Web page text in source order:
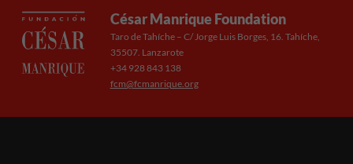
César Manrique Foundation
Taro de Tahíche – C/ Jorge Luis Borges, 16. Tahíche,
35507. Lanzarote
+34 928 843 138
fcm@fcmanrique.org